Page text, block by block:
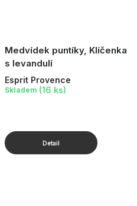
Medvídek puntíky, Klíčenka
s levandulí
Esprit Provence
Skladem (16 ks)